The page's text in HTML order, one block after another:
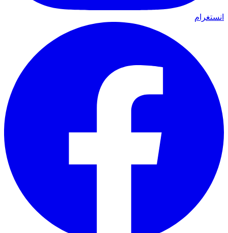
انستغرام